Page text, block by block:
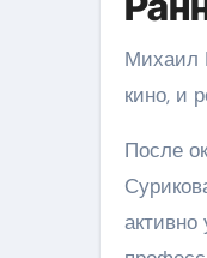
Михаил
кино, и
После
активно